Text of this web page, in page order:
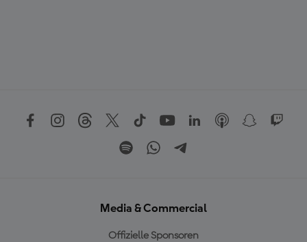
Media & Commercial
Offizielle Sponsoren